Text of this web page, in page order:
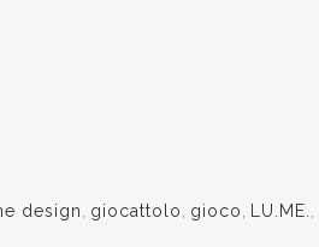
design giocattolo gioco LU.ME.